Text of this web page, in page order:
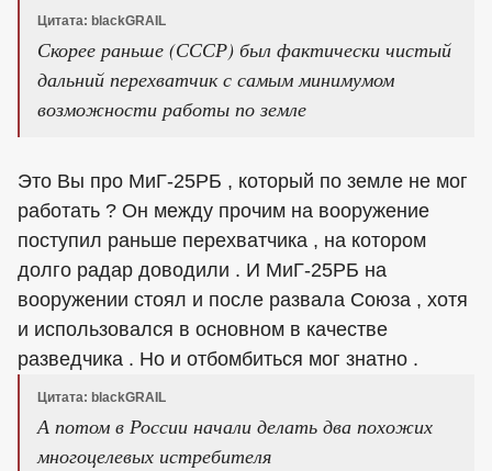
Цитата: blackGRAIL
Скорее раньше (СССР) был фактически чистый
дальний перехватчик с самым минимумом
возможности работы по земле
Это Вы про МиГ-25РБ , который по земле не мог
работать ? Он между прочим на вооружение
поступил раньше перехватчика , на котором
долго радар доводили . И МиГ-25РБ на
вооружении стоял и после развала Союза , хотя
и использовался в основном в качестве
разведчика . Но и отбомбиться мог знатно .
Цитата: blackGRAIL
А потом в России начали делать два похожих
многоцелевых истребителя